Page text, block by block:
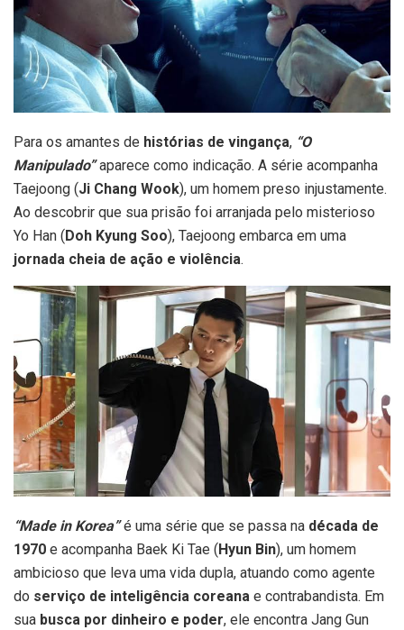
Para os amantes de histórias de vingança, “O
Manipulado”aparece como indicação. A série acompanha
Taejoong (Ji Chang Wook), um homem preso injustamente.
Ao descobrir que sua prisão foi arranjada pelo misterioso
Yo Han (Doh Kyung Soo), Taejoong embarca em uma
jornada cheia de ação e violência.
“Made in Korea”é uma série que se passa na década de
1970 e acompanha Baek Ki Tae ( Hyun Bin), um homem
ambicioso que leva uma vida dupla, atuando como agente
do serviço de inteligência coreana e contrabandista. Em
sua busca por dinheiro e poder, ele encontra Jang Gun